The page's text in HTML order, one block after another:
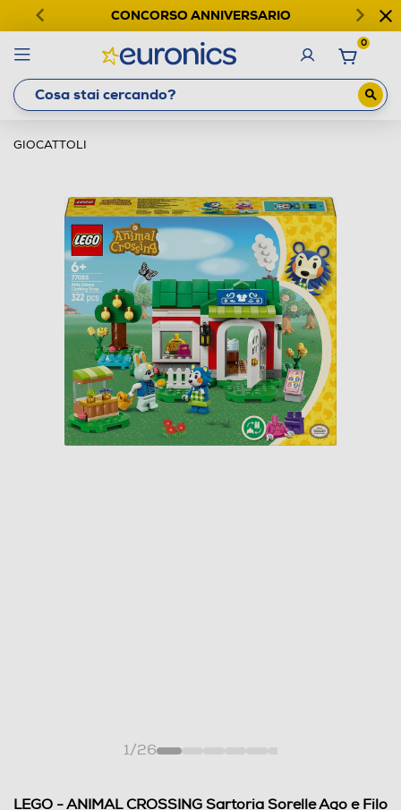
CONCORSO ANNIVERSARIO
0
GIOCATTOLI
1/26
LEGO - ANIMAL CROSSING Sartoria Sorelle Ago e Filo